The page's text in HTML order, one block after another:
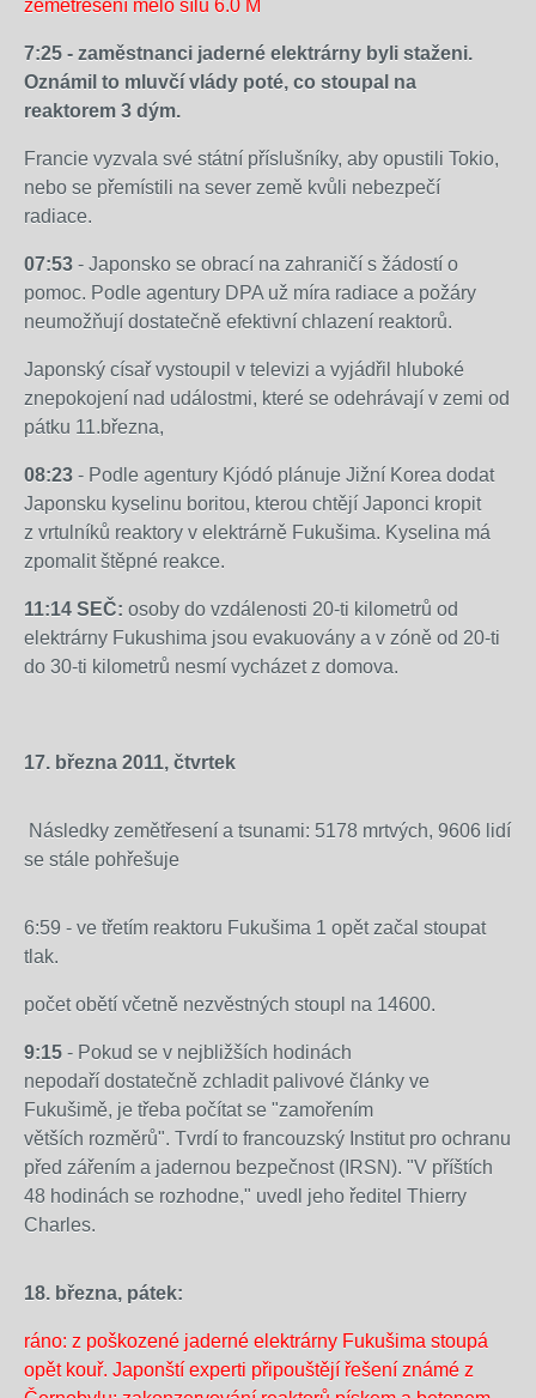
zemětřesení mělo sílu 6.0 M
7:25 - zaměstnanci jaderné elektrárny byli staženi.
Oznámil to mluvčí vlády poté, co stoupal na
reaktorem 3 dým.
Francie vyzvala své státní příslušníky, aby opustili Tokio,
nebo se přemístili na sever země kvůli nebezpečí
radiace.
07:53 - Japonsko se obrací na zahraničí s žádostí o
pomoc. Podle agentury DPA už míra radiace a požáry
neumožňují dostatečně efektivní chlazení reaktorů.
Japonský císař vystoupil v televizi a vyjádřil hluboké
znepokojení nad událostmi, které se odehrávají v zemi od
pátku 11.března,
08:23 - Podle agentury Kjódó plánuje Jižní Korea dodat
Japonsku kyselinu boritou, kterou chtějí Japonci kropit
z vrtulníků reaktory v elektrárně Fukušima. Kyselina má
zpomalit štěpné reakce.
11:14 SEČ: osoby do vzdálenosti 20-ti kilometrů od
elektrárny Fukushima jsou evakuovány a v zóně od 20-ti
do 30-ti kilometrů nesmí vycházet z domova.
17. března 2011, čtvrtek
06:59
Ve
reaktoru
poškozené
elektrárně
1
opět
začal
stoupat
tlak.
Třetí
reaktor
jediný
čtyř
ve
Následky zemětřesení a tsunami: 5178 mrtvých, 9606 lidí
se stále pohřešuje
07:02
Japonská
hlásí,
že
následkem
zemětřesení
a
tsunami
zemřelo
5178
8606
pohřešuje.
Zdroj:
http://zpravy.idnes.cz/japonci-
6:59 - ve třetím reaktoru Fukušima 1 opět začal stoupat
tlak.
počet obětí včetně nezvěstných stoupl na 14600.
9:15 - Pokud se v nejbližších hodinách
nepodaří dostatečně zchladit palivové články ve
Fukušimě, je třeba počítat se "zamořením
větších rozměrů". Tvrdí to francouzský Institut pro ochranu
před zářením a jadernou bezpečnost (IRSN). "V příštích
48 hodinách se rozhodne," uvedl jeho ředitel Thierry
Charles.
20:40
MAAE
obavy
18. března, pátek:
ráno: z poškozené jaderné elektrárny Fukušima stoupá
opět kouř. Japonští experti připouštějí řešení známé z